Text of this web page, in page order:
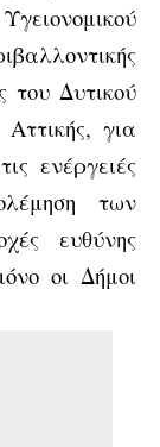
του Δυτικού
για
ενέργειές
των
ευθύνης
οι Δήμοι